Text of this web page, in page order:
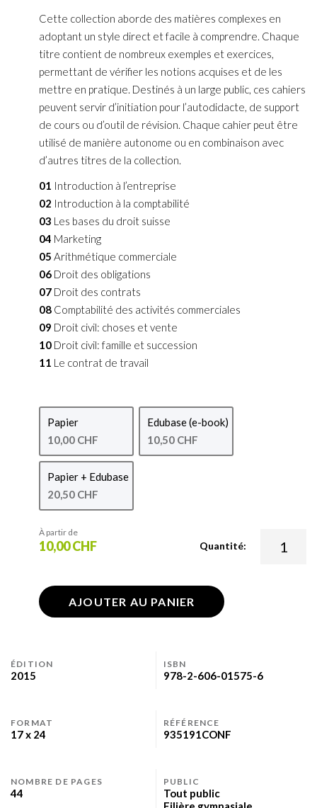
Cette collection aborde des matières complexes en
adoptant un style direct et facile à comprendre. Chaque
titre contient de nombreux exemples et exercices,
permettant de vérifier les notions acquises et de les
mettre en pratique. Destinés à un large public, ces cahiers
peuvent servir d’initiation pour l’autodidacte, de support
de cours ou d’outil de révision. Chaque cahier peut être
utilisé de manière autonome ou en combinaison avec
d’autres titres de la collection.
01 Introduction à l’entreprise
02 Introduction à la comptabilité
03 Les bases du droit suisse
04 Marketing
05 Arithmétique commerciale
06 Droit des obligations
07 Droit des contrats
08 Comptabilité des activités commerciales
09 Droit civil: choses et vente
10 Droit civil: famille et succession
11 Le contrat de travail
Papier
10,00 CHF
Edubase (e-book)
10,50 CHF
Papier + Edubase
20,50 CHF
Quantité:
À partir de
10,00 CHF
AJOUTER AU PANIER
ÉDITION
2015
ISBN
978-2-606-01575-6
FORMAT
17 x 24
RÉFÉRENCE
935191CONF
NOMBRE DE PAGES
44
PUBLIC
Tout public